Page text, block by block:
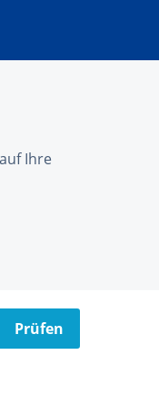
Ihre
Prüfen